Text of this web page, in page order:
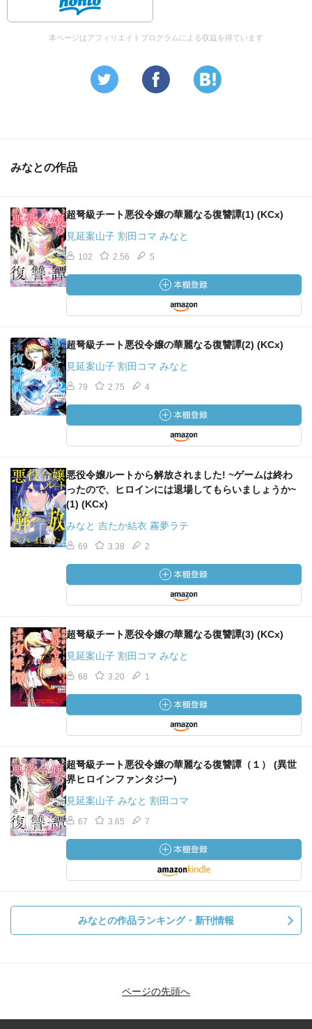
本ページはアフィリエイトプログラムによる収益を得ています
みなとの作品
超弩級チート悪役令嬢の華麗なる復讐譚(1) (KCx)
見延案山子 割田コマ みなと
102 2.56 5
超弩級チート悪役令嬢の華麗なる復讐譚(2) (KCx)
見延案山子 割田コマ みなと
79 2.75 4
悪役令嬢ルートから解放されました! ~ゲームは終わ
ったので、ヒロインには退場してもらいましょうか~
(1) (KCx)
みなと 吉たか結衣 霧夢ラテ
69 3.38 2
超弩級チート悪役令嬢の華麗なる復讐譚(3) (KCx)
見延案山子 割田コマ みなと
68 3.20 1
超弩級チート悪役令嬢の華麗なる復讐譚（１） (異世
界ヒロインファンタジー)
見延案山子 みなと 割田コマ
67 3.65 7
みなとの作品ランキング・新刊情報
ページの先頭へ